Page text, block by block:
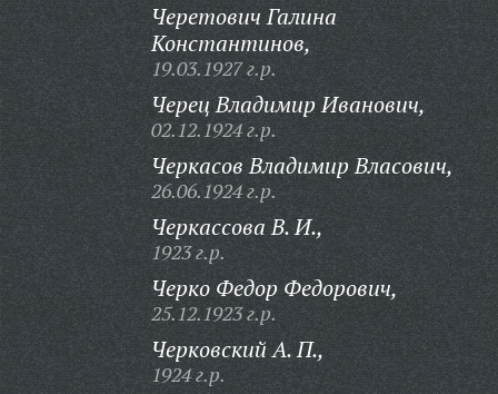
Черетович Галина
Константинов,
19.03.1927 г.р.
Черец Владимир Иванович,
02.12.1924 г.р.
Черкасов Владимир Власович,
26.06.1924 г.р.
Черкассова В. И.,
1923 г.р.
Черко Федор Федорович,
25.12.1923 г.р.
Черковский А. П.,
1924 г.р.